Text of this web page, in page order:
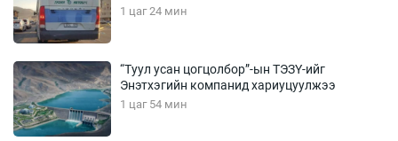
1 цаг 24 мин
“Туул усан цогцолбор”-ын ТЭЗҮ-ийг
Энэтхэгийн компанид хариуцуулжээ
1 цаг 54 мин